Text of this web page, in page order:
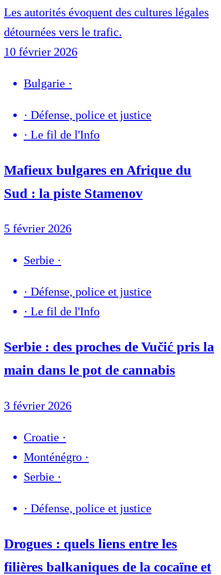
Les autorités évoquent des cultures légales
détournées vers le trafic.
10 février 2026
Bulgarie ·
· Défense, police et justice
· Le fil de l'Info
Mafieux bulgares en Afrique du
Sud : la piste Stamenov
5 février 2026
Serbie ·
· Défense, police et justice
· Le fil de l'Info
Serbie : des proches de Vučić pris la
main dans le pot de cannabis
3 février 2026
Croatie ·
Monténégro ·
Serbie ·
· Défense, police et justice
Drogues : quels liens entre les
filières balkaniques de la cocaïne et